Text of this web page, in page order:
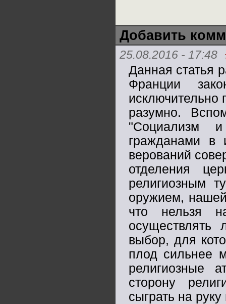
Добавить
25.08.2016 - 17:48
Данная статья
Франции
исключительно
разумно.
"Социализм
гражданами в
верований
отделения
религиозным
оружием,
что нельзя
осуществлять
выбор, для
плод сильнее
религиозные
сторону
сыграть на